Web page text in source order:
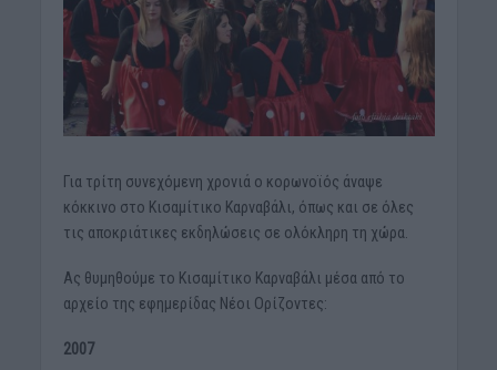
Για τρίτη συνεχόμενη χρονιά ο κορωνοϊός άναψε
κόκκινο στο Κισαμίτικο Καρναβάλι, όπως και σε όλες
τις αποκριάτικες εκδηλώσεις σε ολόκληρη τη χώρα.
Ας θυμηθούμε το Κισαμίτικο Καρναβάλι μέσα από το
αρχείο της εφημερίδας Νέοι Ορίζοντες:
2007